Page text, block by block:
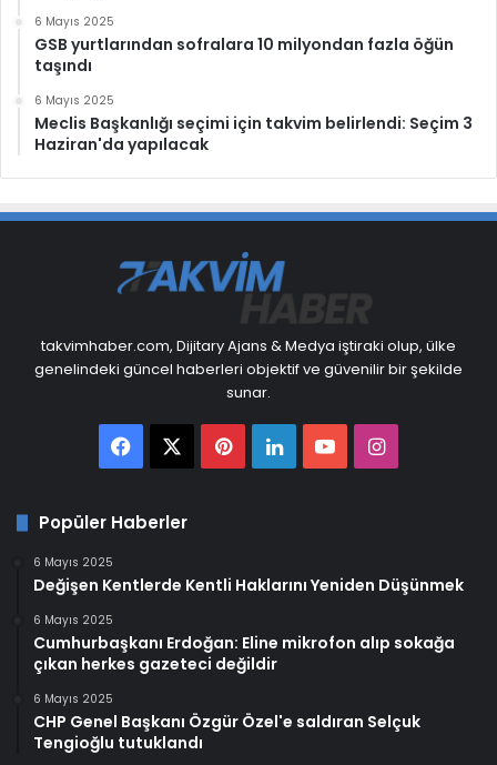
6 Mayıs 2025
GSB yurtlarından sofralara 10 milyondan fazla öğün
taşındı
6 Mayıs 2025
Meclis Başkanlığı seçimi için takvim belirlendi: Seçim 3
Haziran'da yapılacak
takvimhaber.com, Dijitary Ajans & Medya iştiraki olup, ülke
genelindeki güncel haberleri objektif ve güvenilir bir şekilde
sunar.
FacebookPinterest
LinkedInYouTubeInstagram
Popüler Haberler
6 Mayıs 2025
Değişen Kentlerde Kentli Haklarını Yeniden Düşünmek
6 Mayıs 2025
Cumhurbaşkanı Erdoğan: Eline mikrofon alıp sokağa
çıkan herkes gazeteci değildir
6 Mayıs 2025
CHP Genel Başkanı Özgür Özel'e saldıran Selçuk
Tengioğlu tutuklandı